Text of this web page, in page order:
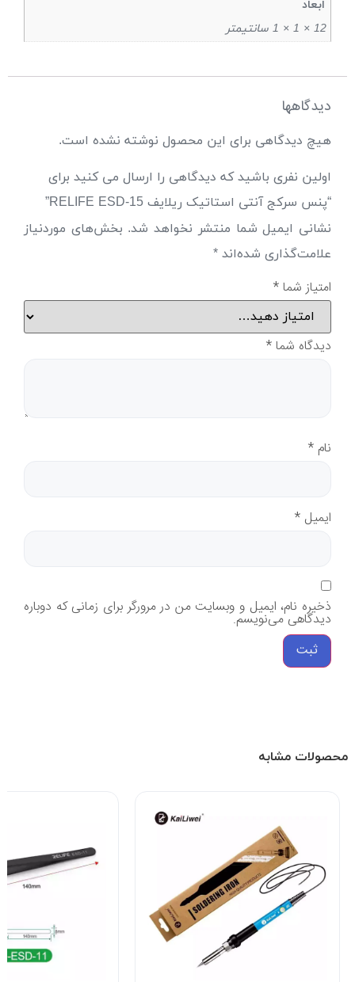
ابعاد
12 × 1 × 1 سانتیمتر
دیدگاهها
هیچ دیدگاهی برای این محصول نوشته نشده است.
اولین نفری باشید که دیدگاهی را ارسال می کنید برای
“پنس سرکج آنتی استاتیک ریلایف RELIFE ESD-15”
نشانی ایمیل شما منتشر نخواهد شد. بخش‌های موردنیاز
علامت‌گذاری شده‌اند *
امتیاز شما*
دیدگاه شما*
نام *
ایمیل *
ذخیره نام، ایمیل و وبسایت من در مرورگر برای زمانی که دوباره
دیدگاهی می‌نویسم.
محصولات مشابه